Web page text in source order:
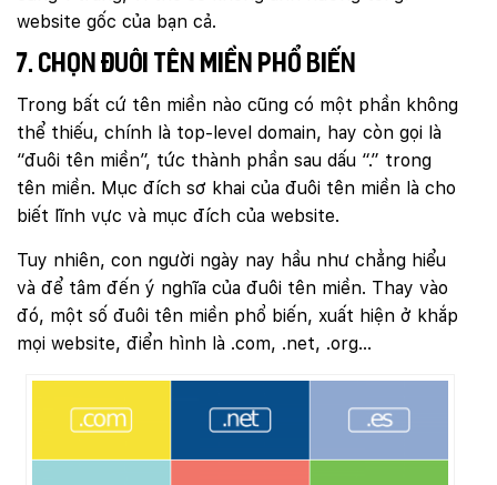
website gốc của bạn cả.
7. Chọn đuôi tên miền phổ biến
Trong bất cứ tên miền nào cũng có một phần không
thể thiếu, chính là top-level domain, hay còn gọi là
“đuôi tên miền”, tức thành phần sau dấu “.” trong
tên miền. Mục đích sơ khai của đuôi tên miền là cho
biết lĩnh vực và mục đích của website.
Tuy nhiên, con người ngày nay hầu như chẳng hiểu
và để tâm đến ý nghĩa của đuôi tên miền. Thay vào
đó, một số đuôi tên miền phổ biến, xuất hiện ở khắp
mọi website, điển hình là .com, .net, .org…